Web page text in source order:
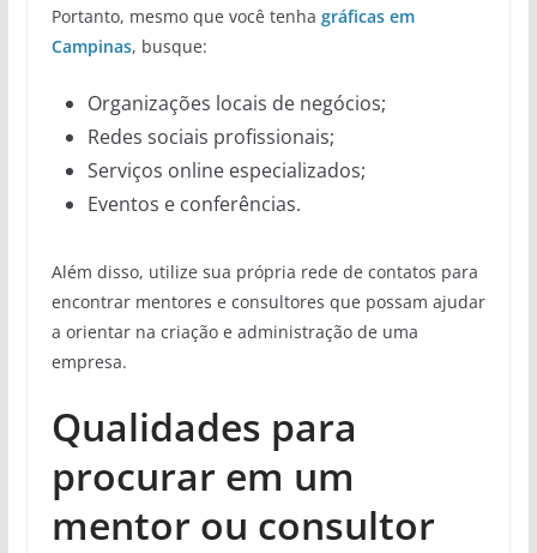
Portanto, mesmo que você tenha gráficas em
Campinas, busque:
Organizações locais de negócios;
Redes sociais profissionais;
Serviços online especializados;
Eventos e conferências.
Além disso, utilize sua própria rede de contatos para
encontrar mentores e consultores que possam ajudar
a orientar na criação e administração de uma
empresa.
Qualidades para
procurar em um
mentor ou consultor